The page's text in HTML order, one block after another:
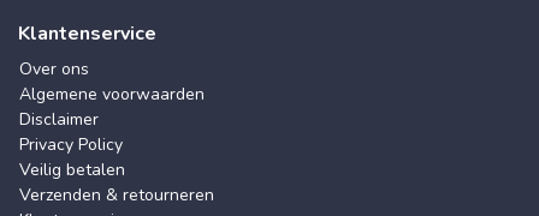
Klantenservice
Over ons
Algemene voorwaarden
Disclaimer
Privacy Policy
Veilig betalen
Verzenden & retourneren